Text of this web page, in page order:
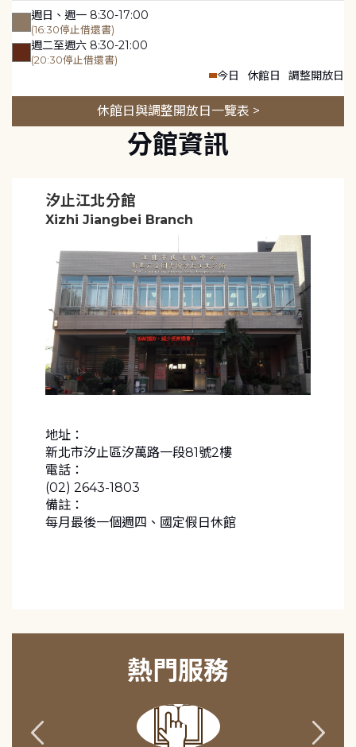
週日、週一 8:30-17:00
(16:30停止借還書)
週二至週六 8:30-21:00
(20:30停止借還書)
今日 休館日 調整開放日
休館日與調整開放日一覽表 >
分館資訊
汐止江北分館
Xizhi Jiangbei Branch
地址：
新北市汐止區汐萬路一段81號2樓
電話：
(02) 2643-1803
備註：
每月最後一個週四、國定假日休館
熱門服務